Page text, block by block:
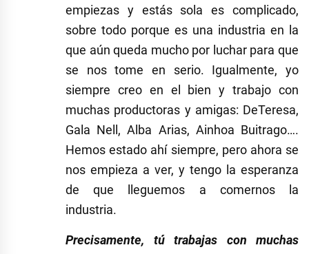
empiezas y estás sola es complicado,
sobre todo porque es una industria en la
que aún queda mucho por luchar para que
se nos tome en serio. Igualmente, yo
siempre creo en el bien y trabajo con
muchas productoras y amigas: DeTeresa,
Gala Nell, Alba Arias, Ainhoa Buitrago….
Hemos estado ahí siempre, pero ahora se
nos empieza a ver, y tengo la esperanza
de que lleguemos a comernos la
industria.
Precisamente, tú trabajas con muchas